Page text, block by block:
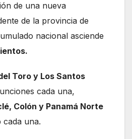
de una nueva
de la provincia de
nacional asciende
Toro y Los Santos
cada una,
Colón y Panamá Norte
cada una.